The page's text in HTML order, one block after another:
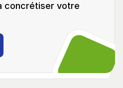
(Mains-libres)
totale. Ajout de la clé
concrétiser votre